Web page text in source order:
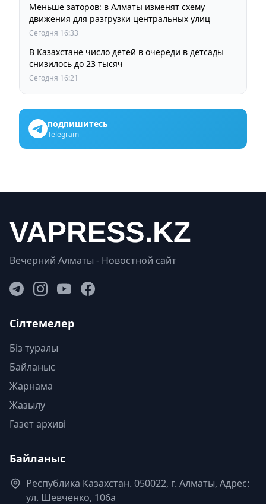
Меньше заторов: в Алматы изменят схему
движения для разгрузки центральных улиц
Сегодня 16:33
В Казахстане число детей в очереди в детсады
снизилось до 23 тысяч
Сегодня 16:21
подпишитесь
Telegram
Вечерний Алматы - Новостной сайт
Сілтемелер
Біз туралы
Байланыс
Жарнама
Жазылу
Газет архиві
Байланыс
Республика Казахстан. 050022, г. Алматы, Адрес:
ул. Шевченко, 106а